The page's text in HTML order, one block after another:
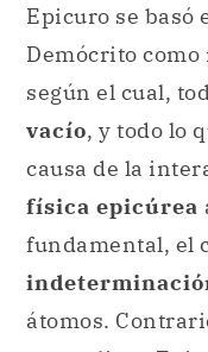
Epicuro se basó
Demócrito como
según el cual,
vacío, y todo lo
causa de la
física epicúrea
fundamental, el
átomos.